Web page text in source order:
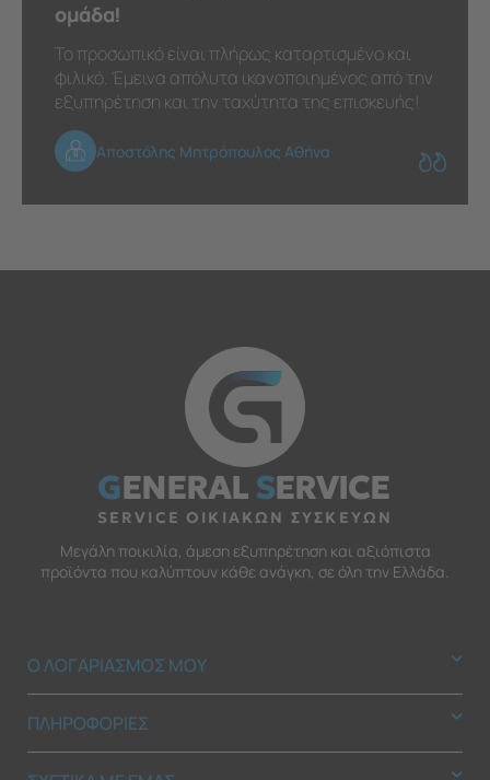
ομάδα!
Το προσωπικό είναι πλήρως καταρτισμένο και
φιλικό. Έμεινα απόλυτα ικανοποιημένος από την
εξυπηρέτηση και την ταχύτητα της επισκευής!
Αποστόλης Μητρόπουλος Αθήνα
GENERALSERVICE
SERVICE ΟΙΚΙΑΚΩΝ ΣΥΣΚΕΥΩΝ
Μεγάλη ποικιλία, άμεση εξυπηρέτηση και αξιόπιστα
προϊόντα που καλύπτουν κάθε ανάγκη, σε όλη την Ελλάδα.
Ο ΛΟΓΑΡΙΑΣΜΟΣ ΜΟΥ
ΠΛΗΡΟΦΟΡΙΕΣ